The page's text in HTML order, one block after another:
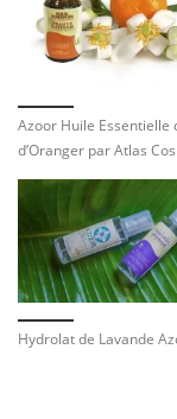
Azoor Huile Essentielle
d’Oranger par Atlas
Hydrolat de Lavande